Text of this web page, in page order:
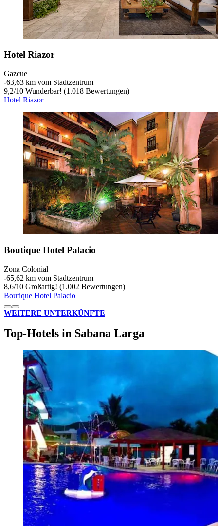
Hotel Riazor
Gazcue
‐63,63 km vom Stadtzentrum
9,2/10 Wunderbar! (1.018 Bewertungen)
Hotel Riazor
Boutique Hotel Palacio
Zona Colonial
‐65,62 km vom Stadtzentrum
8,6/10 Großartig! (1.002 Bewertungen)
Boutique Hotel Palacio
WEITERE UNTERKÜNFTE
Top-Hotels in Sabana Larga